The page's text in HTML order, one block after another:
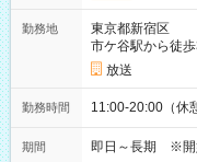
勤務地
東京都新宿区
市ケ谷駅から徒
放送
勤務時間 11:00-20:00（休
期間 即日～長期 ※開